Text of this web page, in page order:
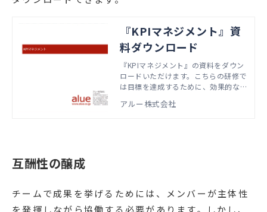
『KPIマネジメント』資
料ダウンロード
『KPIマネジメント』の資料をダウン
ロードいただけます。こちらの研修で
は目標を達成するために、効果的なK
資料では、実際の研修で扱うアジェン
アルー株式会社
互酬性の醸成
チームで成果を挙げるためには、メンバーが主体性
を発揮しながら協働する必要があります。しかし、